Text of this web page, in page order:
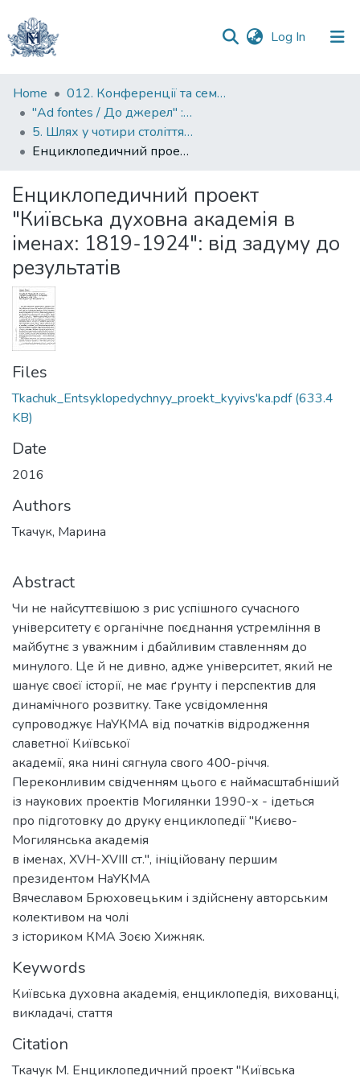
Log In (current)
Communities
&
Collections
All of DSpace
Statistics
Home
012. Конференції та семінари НаУКМА
"Ad fontes / До джерел" : матеріали конференцій до ювілейних дат Києво-Могилянської академії
5. Шлях у чотири століття: матеріали Міжнародної наукової конференції "Ad Fontes - До Джерел" до 400-ї річниці заснування Києво-Могилянської академії
Енциклопедичний проект "Київська духовна академія в іменах: 1819-1924": від задуму до результатів
Енциклопедичний проект
"Київська духовна академія в
іменах: 1819-1924": від задуму до
результатів
Files
Tkachuk_Entsyklopedychnyy_proekt_kyyivs'ka.pdf(633.4
KB)
Date
2016
Authors
Ткачук, Марина
Abstract
Чи не найсуттєвішою з рис успішного сучасного
університету є органічне поєднання устремління в
майбутнє з уважним і дбайливим ставленням до
минулого. Це й не дивно, адже університет, який не
шанує своєї історії, не має ґрунту і перспектив для
динамічного розвитку. Таке усвідомлення
супроводжує НаУКМА від початків відродження
славетної Київської
академії, яка нині сягнула свого 400-річчя.
Переконливим свідченням цього є наймасштабніший
із наукових проектів Могилянки 1990-х - ідеться
про підготовку до друку енциклопедії "Києво-
Могилянська академія
в іменах, XVH-XVIII ст.", ініційовану першим
президентом НаУКМА
Вячеславом Брюховецьким і здійснену авторським
колективом на чолі
з істориком КМА Зоєю Хижняк.
Keywords
Київська духовна академія, енциклопедія, вихованці,
викладачі, стаття
Citation
Ткачук М. Енциклопедичний проект "Київська